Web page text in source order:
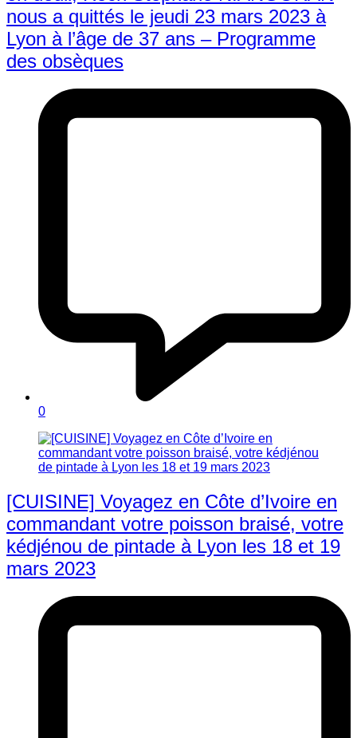
nous a quittés le jeudi 23 mars 2023 à
Lyon à l’âge de 37 ans – Programme
des obsèques
0
[CUISINE] Voyagez en Côte d’Ivoire en
commandant votre poisson braisé, votre
kédjénou de pintade à Lyon les 18 et 19
mars 2023